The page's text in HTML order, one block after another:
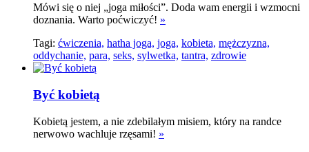
Mówi się o niej „joga miłości”. Doda wam energii i wzmocni
doznania. Warto poćwiczyć! »
Tagi: ćwiczenia, hatha joga, joga, kobieta, mężczyzna,
oddychanie, para, seks, sylwetka, tantra, zdrowie
Być kobietą
Kobietą jestem, a nie zdebilałym misiem, który na randce
nerwowo wachluje rzęsami! »